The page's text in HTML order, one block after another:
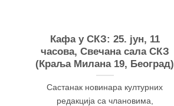
Кафа у СКЗ: 25. јун, 11
часова, Свечана сала СКЗ
(Краља Милана 19, Београд)
Састанак новинара културних
редакција са члановима,